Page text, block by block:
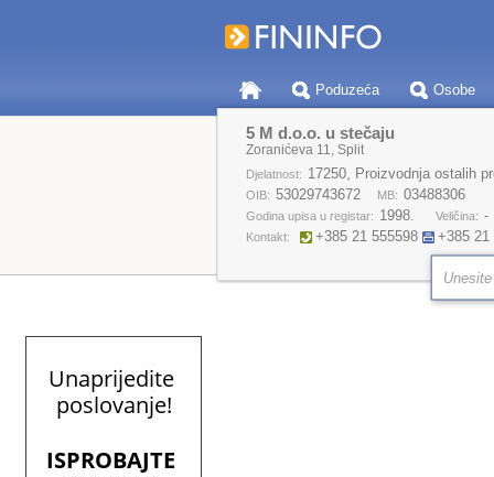
Poduzeća Osobe
5 M d.o.o. u stečaju
Zoranićeva 11, Split
Djelatnost: 17250, Proizvodnja ostalih
OIB: 53029743672 MB: 03488306
Godina upisa u registar: 1998. Veličina: -
Kontakt: +385 21 555598 +385 21